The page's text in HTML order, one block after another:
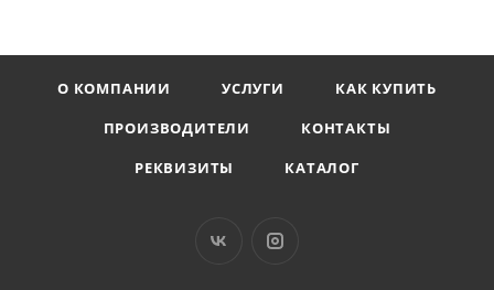
О КОМПАНИИ УСЛУГИ
КАК КУПИТЬ
ПРОИЗВОДИТЕЛИ
КОНТАКТЫ
РЕКВИЗИТЫ
КАТАЛОГ